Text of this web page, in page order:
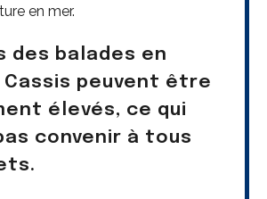
en mer.
des balades en
Cassis peuvent être
élevés, ce qui
convenir à tous